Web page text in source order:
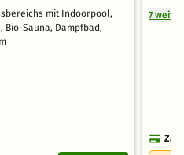
mit Indoorpool,
Bio-Sauna, Dampfbad,
7